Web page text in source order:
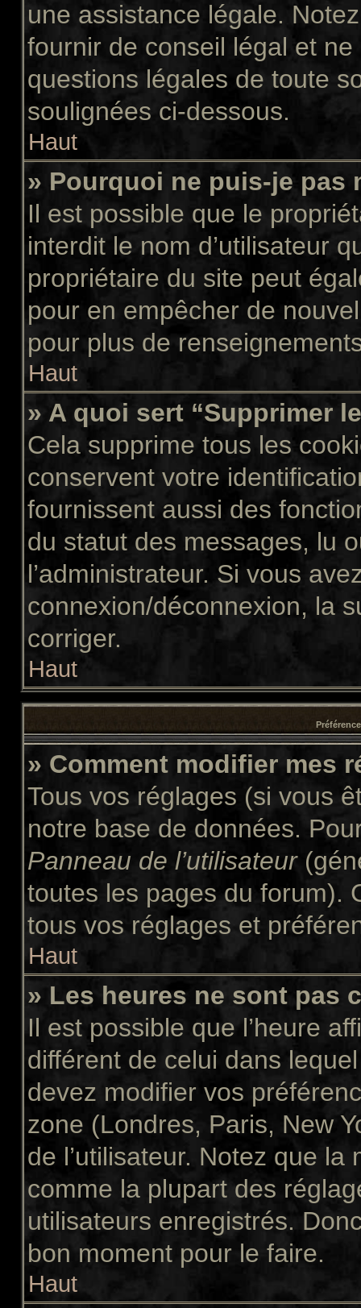
une assistance légale.
fournir de conseil légal et
questions légales de toute
soulignées ci-dessous.
Haut
» Pourquoi ne puis-je pas
Il est possible que le
interdit le nom d’utilisateur
propriétaire du site peut
pour en empêcher de
pour plus de
Haut
» A quoi sert “Supprimer
Cela supprime tous les
conservent votre
fournissent aussi des
du statut des messages, lu
l’administrateur. Si vous
connexion/déconnexion, la
corriger.
Haut
» Comment modifier mes
Tous vos réglages (si vous
notre base de données.
Panneau de l’utilisateur
toutes les pages du forum).
tous vos réglages et
Haut
» Les heures ne sont pas
Il est possible que l’heure
différent de celui dans
devez modifier vos
zone (Londres, Paris, New
de l’utilisateur. Notez que
comme la plupart des
utilisateurs enregistrés.
bon moment pour le faire.
Haut